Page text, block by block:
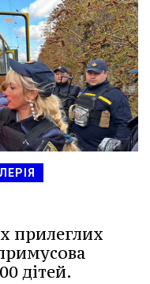
прилеглих
дітей.